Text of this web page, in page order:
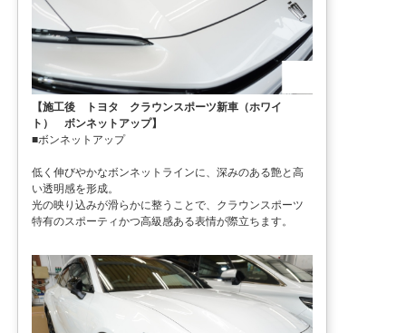
【施工後 トヨタ クラウンスポーツ新車（ホワイ
ト） ボンネットアップ】
■ボンネットアップ
低く伸びやかなボンネットラインに、深みのある艶と高
い透明感を形成。
光の映り込みが滑らかに整うことで、クラウンスポーツ
特有のスポーティかつ高級感ある表情が際立ちます。